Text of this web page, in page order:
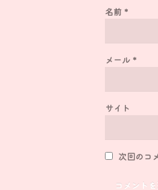
名前 *
メール *
サイト
次回のコ